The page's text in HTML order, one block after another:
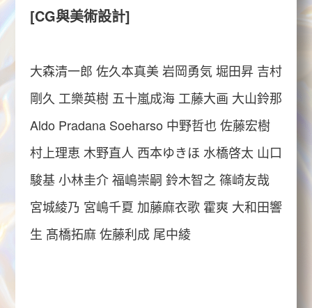
[CG與美術設計]
大森清一郎 佐久本真美 岩岡勇気 堀田昇 吉村
剛久 工樂英樹 五十嵐成海 工藤大画 大山鈴那
Aldo Pradana Soeharso 中野哲也 佐藤宏樹
村上理恵 木野直人 西本ゆきほ 水橋啓太 山口
駿基 小林圭介 福嶋崇嗣 鈴木智之 篠崎友哉
宮城綾乃 宮嶋千夏 加藤麻衣歌 霍爽 大和田響
生 髙橋拓麻 佐藤利成 尾中綾